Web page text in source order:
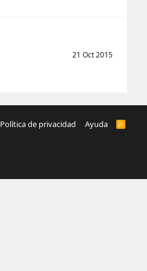
21 Oct 2015
Política de privacidad Ayuda
R